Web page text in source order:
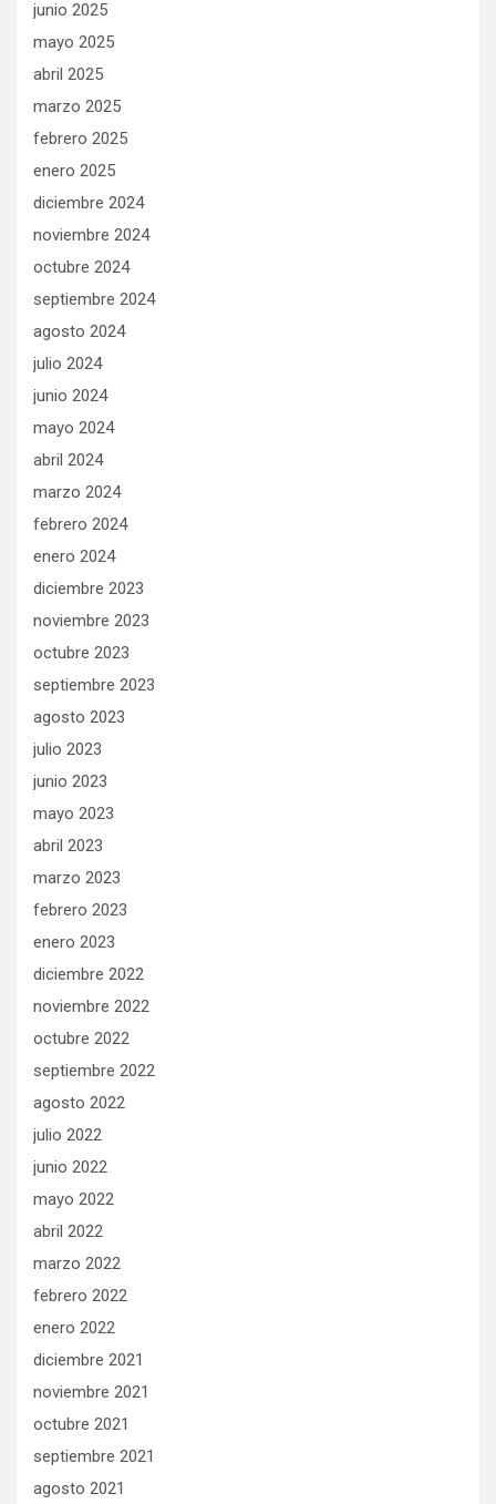
junio 2025
mayo 2025
abril 2025
marzo 2025
febrero 2025
enero 2025
diciembre 2024
noviembre 2024
octubre 2024
septiembre 2024
agosto 2024
julio 2024
junio 2024
mayo 2024
abril 2024
marzo 2024
febrero 2024
enero 2024
diciembre 2023
noviembre 2023
octubre 2023
septiembre 2023
agosto 2023
julio 2023
junio 2023
mayo 2023
abril 2023
marzo 2023
febrero 2023
enero 2023
diciembre 2022
noviembre 2022
octubre 2022
septiembre 2022
agosto 2022
julio 2022
junio 2022
mayo 2022
abril 2022
marzo 2022
febrero 2022
enero 2022
diciembre 2021
noviembre 2021
octubre 2021
septiembre 2021
agosto 2021